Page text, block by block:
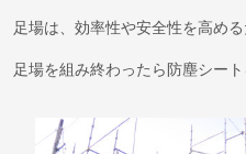
足場は、効率性や安全性を高め
足場を組み終わったら防塵シー